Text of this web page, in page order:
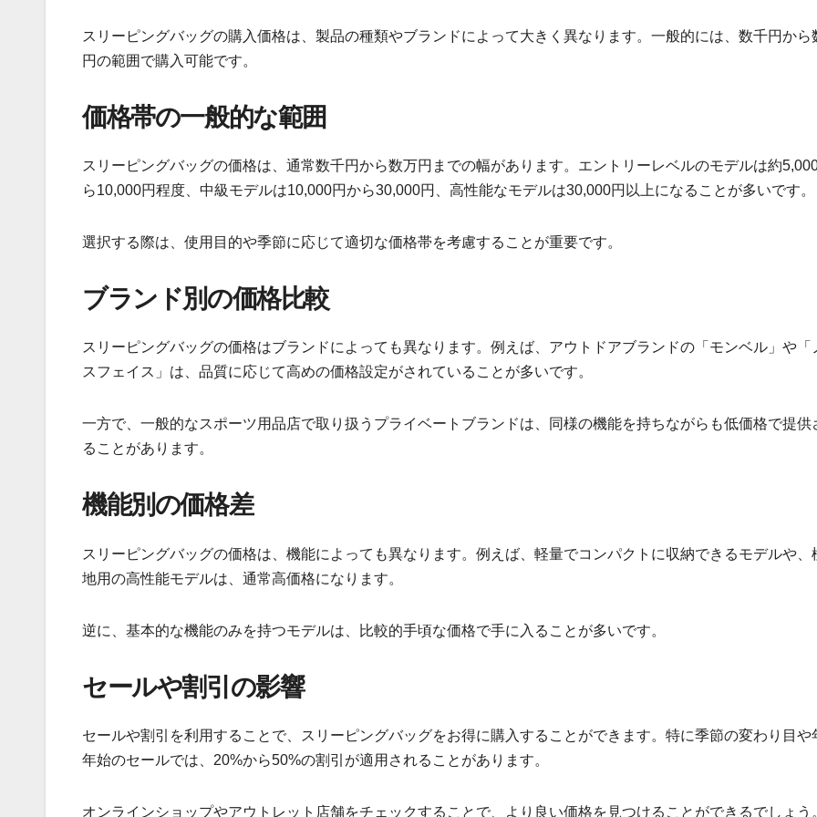
スリーピングバッグの購入価格は、製品の種類やブランドによって大きく異なります。一般的には、数千円から
円の範囲で購入可能です。
価格帯の一般的な範囲
スリーピングバッグの価格は、通常数千円から数万円までの幅があります。エントリーレベルのモデルは約
ら10,000円程度、中級モデルは10,000円から30,000円、高性能なモデルは30,000円以上になることが多いです。
選択する際は、使用目的や季節に応じて適切な価格帯を考慮することが重要です。
ブランド別の価格比較
スリーピングバッグの価格はブランドによっても異なります。例えば、アウトドアブランドの「モンベル」や「
スフェイス」は、品質に応じて高めの価格設定がされていることが多いです。
一方で、一般的なスポーツ用品店で取り扱うプライベートブランドは、同様の機能を持ちながらも低価格で提供
ることがあります。
機能別の価格差
スリーピングバッグの価格は、機能によっても異なります。例えば、軽量でコンパクトに収納できるモデルや、
地用の高性能モデルは、通常高価格になります。
逆に、基本的な機能のみを持つモデルは、比較的手頃な価格で手に入ることが多いです。
セールや割引の影響
セールや割引を利用することで、スリーピングバッグをお得に購入することができます。特に季節の変わり目や
年始のセールでは、20%から50%の割引が適用されることがあります。
オンラインショップやアウトレット店舗をチェックすることで、より良い価格を見つけることができるでしょう